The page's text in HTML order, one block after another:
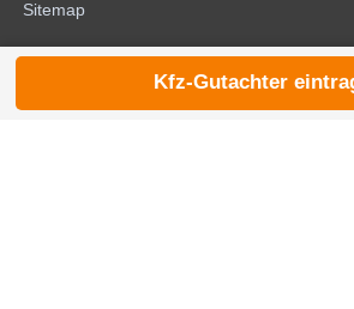
Sitemap
© 2026 die-
Kfz-Gutachter